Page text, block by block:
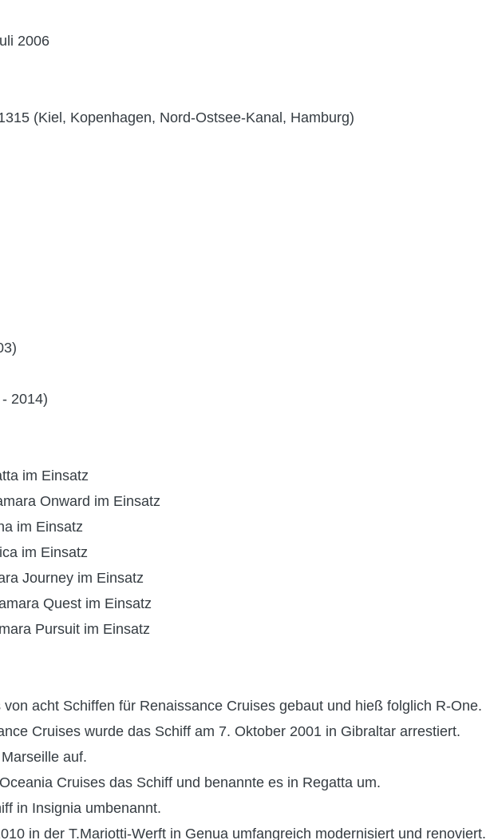
2006
(Kiel, Kopenhagen, Nord-Ostsee-Kanal, Hamburg)
2014)
im Einsatz
Onward im Einsatz
im Einsatz
im Einsatz
Journey im Einsatz
Quest im Einsatz
Pursuit im Einsatz
acht Schiffen für Renaissance Cruises gebaut und hieß folglich R-One.
Cruises wurde das Schiff am 7. Oktober 2001 in Gibraltar arrestiert.
auf.
Cruises das Schiff und benannte es in Regatta um.
in Insignia umbenannt.
in der T.Mariotti-Werft in Genua umfangreich modernisiert und renoviert.